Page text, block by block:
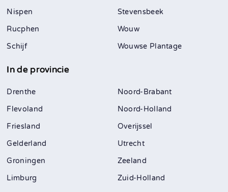
Nispen
Rucphen
Schijf
Stevensbeek
Wouw
Wouwse Plantage
In de provincie
Drenthe
Flevoland
Friesland
Gelderland
Groningen
Limburg
Noord-Brabant
Noord-Holland
Overijssel
Utrecht
Zeeland
Zuid-Holland